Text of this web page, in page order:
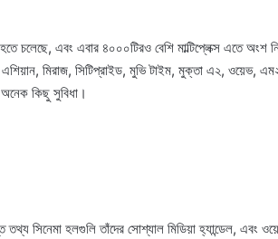
চলেছে, এবং এবার ৪০০০টিরও বেশি মাল্টিপ্লেক্স এতে অংশ
মিরাজ, সিটিপ্রাইড, মুভি টাইম, মুক্তা এ২, ওয়েভ,
কিছু সুবিধা।
সিনেমা হলগুলি তাঁদের সোশ্যাল মিডিয়া হ্যান্ডেল, এবং